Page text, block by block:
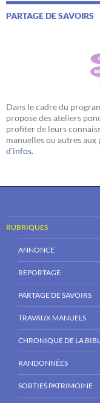
PARTAGE DE SAVOIRS
Dans le cadre du
propose des ateliers
profiter de leurs
manuelles ou autres aux
d'infos.
RUBRIQUES
ANNONCE
REPORTAGE
PARTAGE DE SAVOIRS
TRAVAUX MANUELS
CHRONIQUE DE LA
RANDONNÉES
SORTIES PATRIMOINE